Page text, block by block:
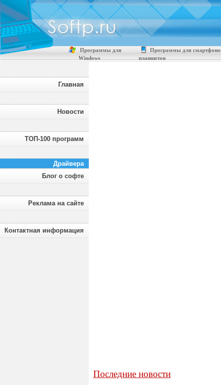
Программы для
Windows
Программы для
планшетов
Главная
Новости
ТОП-100 программ
Драйвера
Блог о софте
Реклама на сайте
Контактная информация
Последние новости